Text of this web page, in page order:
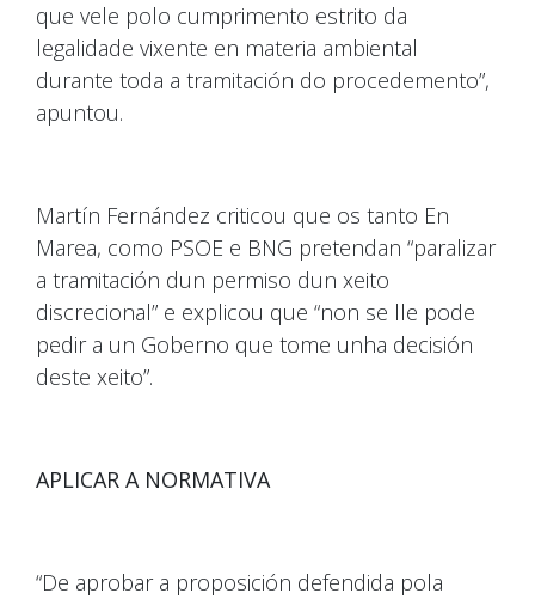
que vele polo cumprimento estrito da
legalidade vixente en materia ambiental
durante toda a tramitación do procedemento”,
apuntou.
Martín Fernández criticou que os tanto En
Marea, como PSOE e BNG pretendan “paralizar
a tramitación dun permiso dun xeito
discrecional” e explicou que “non se lle pode
pedir a un Goberno que tome unha decisión
deste xeito”.
APLICAR A NORMATIVA
“De aprobar a proposición defendida pola